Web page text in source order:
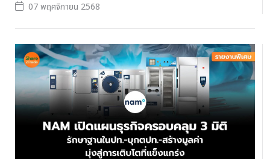
07 พฤศจิกายน 2568